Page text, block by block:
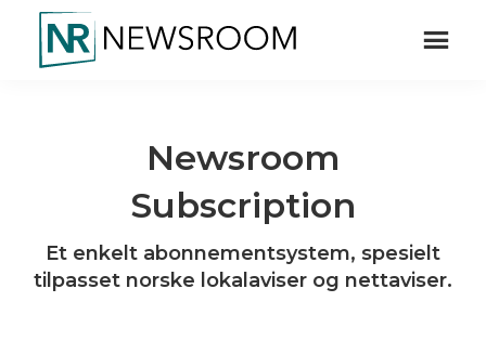
Hopp
hovedinnhold
Hopp
bunntekst
Newsroom
Subscription
Et enkelt abonnementsystem, spesielt
tilpasset norske lokalaviser og nettaviser.